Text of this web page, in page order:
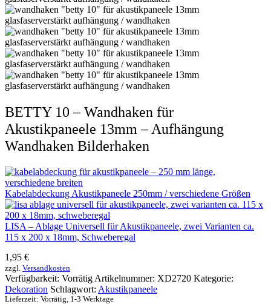
BETTY 10 – Wandhaken für
Akustikpaneele 13mm – Aufhängung
Wandhaken Bilderhaken
Kabelabdeckung Akustikpaneele 250mm / verschiedene Größen
LISA – Ablage Universell für Akustikpaneele, zwei Varianten ca.
115 x 200 x 18mm, Schweberegal
1,95 €
zzgl. Versandkosten
Verfügbarkeit: Vorrätig Artikelnummer: XD2720 Kategorie:
Dekoration Schlagwort: Akustikpaneele
Lieferzeit: Vorrätig, 1-3 Werktage